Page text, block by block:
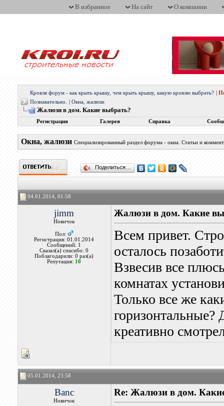
В избранное На сайт О компании
Кровля форум - как крыть крышу, чем крыть крышу, какую кровлю выбрать?
Познавательно.
Окна, жалюзи
Жалюзи в дом. Какие выбрать?
Регистрация Галерея Справка
Окна, жалюзи Специализированный раздел форума - окна. Статьи и
Поделиться…
04.01.2014, 01:58
jimm
Новичок
Пол:
Регистрация: 01.01.2014
Сообщений: 1
Сказал(а) спасибо: 0
Поблагодарили: 0 раз(а)
Репутация: 10
Жалюзи в дом. Какие
Всем привет.
осталось
Взвесив все
комнатах
Только все же
горизонтальные?
креативно
05.01.2014, 23:58
Banc
Новичок
Re: Жалюзи в дом.